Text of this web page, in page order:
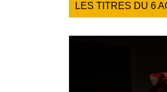
LES TITRES DU 6